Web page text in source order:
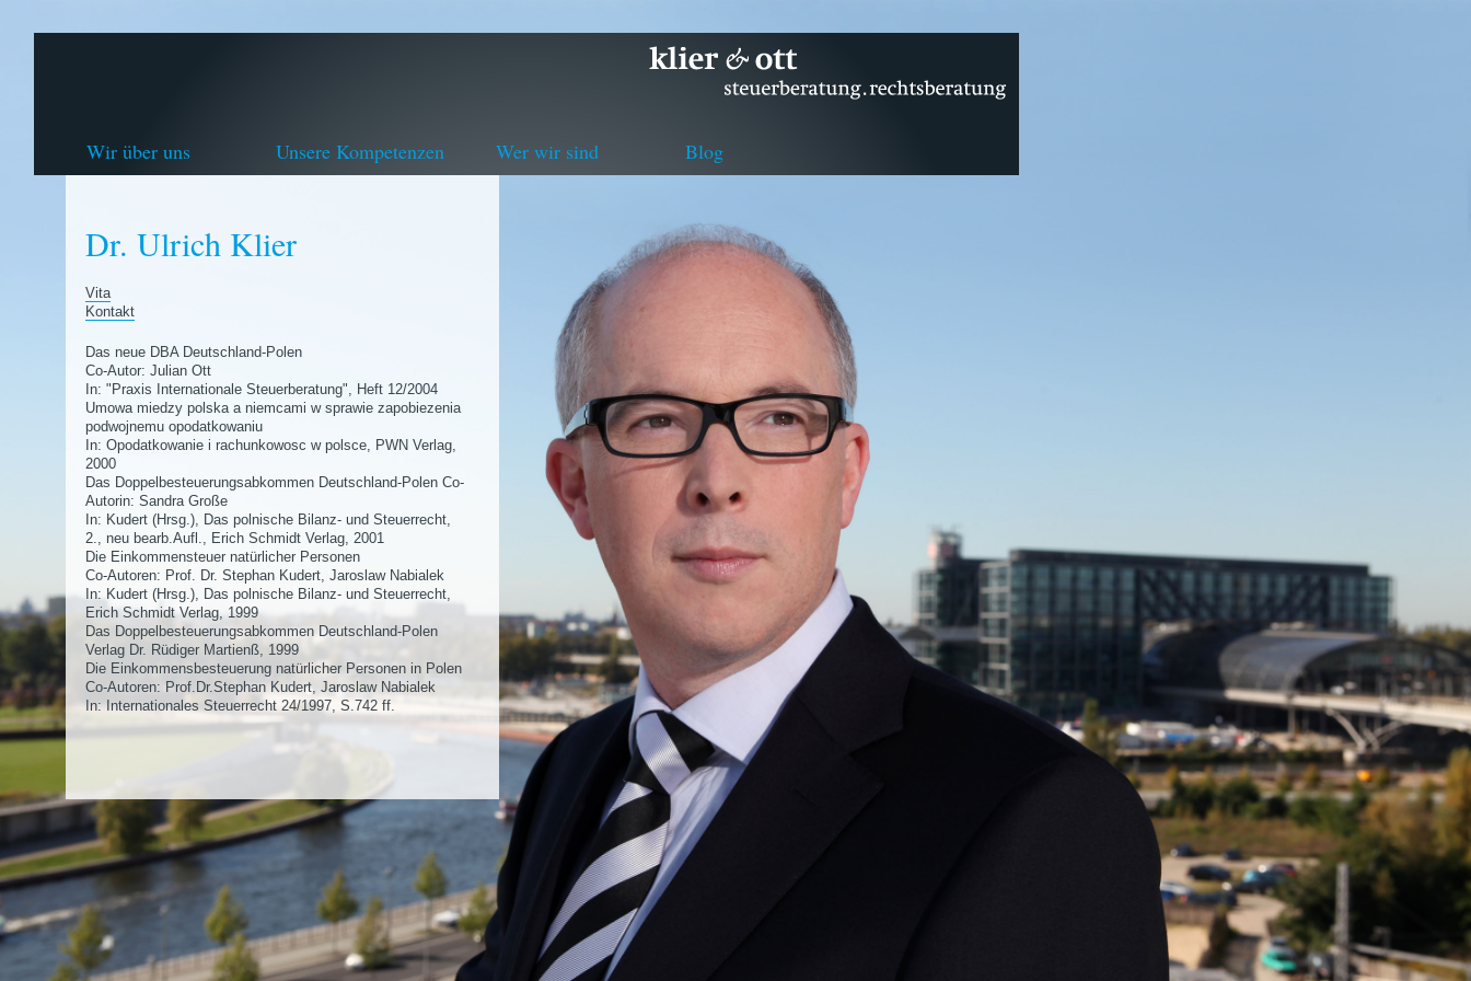
Wir über uns Unsere Kompetenzen Wer wir sind Blog
Dr. Ulrich Klier
Vita
Kontakt
Das neue DBA Deutschland-Polen
Co-Autor: Julian Ott
In: "Praxis Internationale Steuerberatung", Heft 12/2004
Umowa miedzy polska a niemcami w sprawie zapobiezenia
podwojnemu opodatkowaniu
In: Opodatkowanie i rachunkowosc w polsce, PWN Verlag,
2000
Das Doppelbesteuerungsabkommen Deutschland-Polen Co-
Autorin: Sandra Große
In: Kudert (Hrsg.), Das polnische Bilanz- und Steuerrecht,
2., neu bearb.Aufl., Erich Schmidt Verlag, 2001
Die Einkommensteuer natürlicher Personen
Co-Autoren: Prof. Dr. Stephan Kudert, Jaroslaw Nabialek
In: Kudert (Hrsg.), Das polnische Bilanz- und Steuerrecht,
Erich Schmidt Verlag, 1999
Das Doppelbesteuerungsabkommen Deutschland-Polen
Verlag Dr. Rüdiger Martienß, 1999
Die Einkommensbesteuerung natürlicher Personen in Polen
Co-Autoren: Prof.Dr.Stephan Kudert, Jaroslaw Nabialek
In: Internationales Steuerrecht 24/1997, S.742 ff.